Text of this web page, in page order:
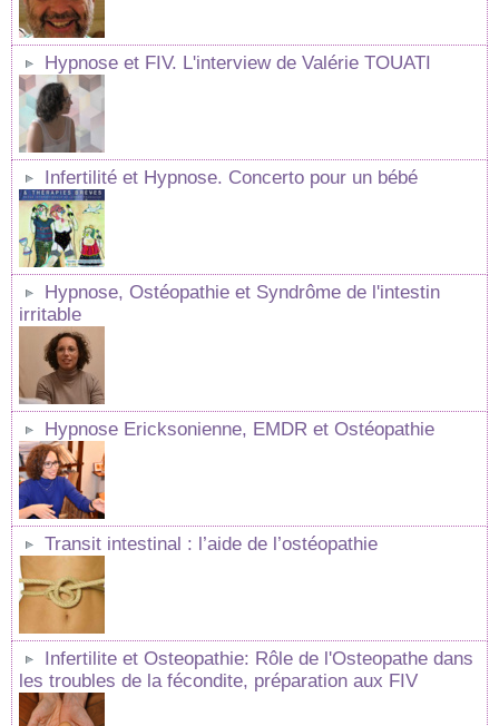
Hypnose et FIV. L'interview de Valérie TOUATI
Infertilité et Hypnose. Concerto pour un bébé
Hypnose, Ostéopathie et Syndrôme de l'intestin
irritable
Hypnose Ericksonienne, EMDR et Ostéopathie
Transit intestinal : l’aide de l’ostéopathie
Infertilite et Osteopathie: Rôle de l'Osteopathe dans
les troubles de la fécondite, préparation aux FIV